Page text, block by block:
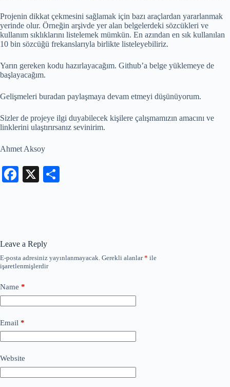
Projenin dikkat çekmesini sağlamak için bazı araçlardan yararlanmak
yerinde olur. Örneğin arşivde yer alan belgelerdeki sözcükleri ve
kullanım sıklıklarını listelemek mümkün. En azından en sık kullanılan
10 bin sözcüğü frekanslarıyla birlikte listeleyebiliriz.
Yarın gereken kodu hazırlayacağım. Github’a belge yüklemeye de
başlayacağım.
Gelişmeleri buradan paylaşmaya devam etmeyi düşünüyorum.
Sizler de projeye ilgi duyabilecek kişilere çalışmamızın amacını ve
linklerini ulaştırırsanız sevinirim.
Ahmet Aksoy
Fa
X
Leave a Reply
E-posta adresiniz yayınlanmayacak. Gerekli alanlar* ile
işaretlenmişlerdir
Name *
Email *
Website